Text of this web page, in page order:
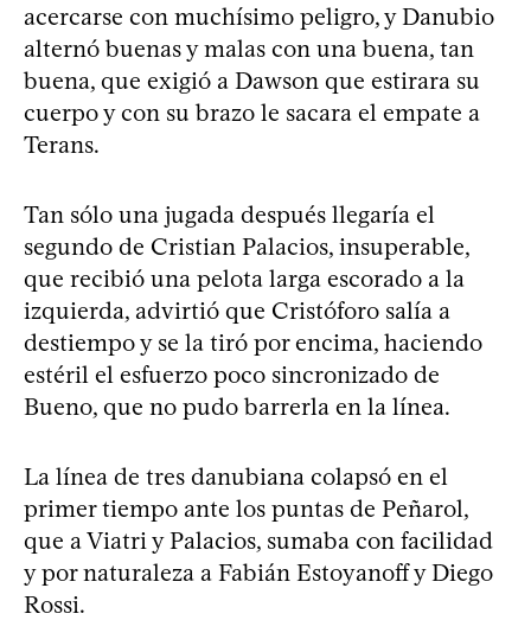
acercarse con muchísimo peligro, y Danubio
alternó buenas y malas con una buena, tan
buena, que exigió a Dawson que estirara su
cuerpo y con su brazo le sacara el empate a
Terans.
Tan sólo una jugada después llegaría el
segundo de Cristian Palacios, insuperable,
que recibió una pelota larga escorado a la
izquierda, advirtió que Cristóforo salía a
destiempo y se la tiró por encima, haciendo
estéril el esfuerzo poco sincronizado de
Bueno, que no pudo barrerla en la línea.
La línea de tres danubiana colapsó en el
primer tiempo ante los puntas de Peñarol,
que a Viatri y Palacios, sumaba con facilidad
y por naturaleza a Fabián Estoyanoff y Diego
Rossi.